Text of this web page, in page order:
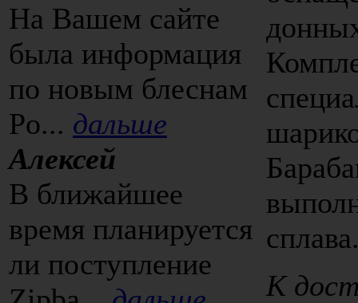
На Вашем сайте
была информация
по новым блеснам
Po... дальше
Алексей
В ближайшее
время планируется
ли поступление
К